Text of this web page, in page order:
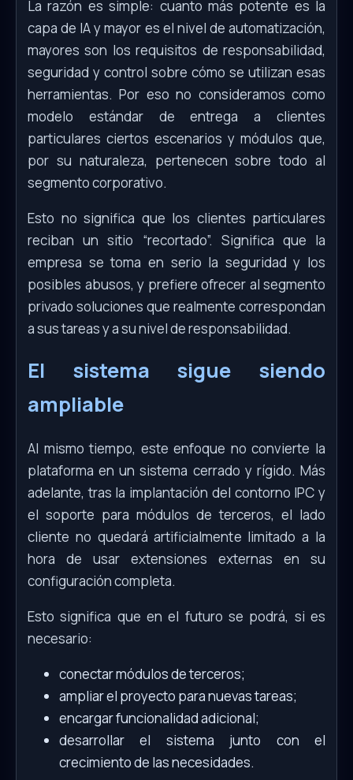
La razón es simple: cuanto más potente es la
capa de IA y mayor es el nivel de automatización,
mayores son los requisitos de responsabilidad,
seguridad y control sobre cómo se utilizan esas
herramientas. Por eso no consideramos como
modelo estándar de entrega a clientes
particulares ciertos escenarios y módulos que,
por su naturaleza, pertenecen sobre todo al
segmento corporativo.
Esto no significa que los clientes particulares
reciban un sitio “recortado”. Significa que la
empresa se toma en serio la seguridad y los
posibles abusos, y prefiere ofrecer al segmento
privado soluciones que realmente correspondan
a sus tareas y a su nivel de responsabilidad.
El sistema sigue siendo
ampliable
Al mismo tiempo, este enfoque no convierte la
plataforma en un sistema cerrado y rígido. Más
adelante, tras la implantación del contorno IPC y
el soporte para módulos de terceros, el lado
cliente no quedará artificialmente limitado a la
hora de usar extensiones externas en su
configuración completa.
Esto significa que en el futuro se podrá, si es
necesario:
conectar módulos de terceros;
ampliar el proyecto para nuevas tareas;
encargar funcionalidad adicional;
desarrollar el sistema junto con el
crecimiento de las necesidades.